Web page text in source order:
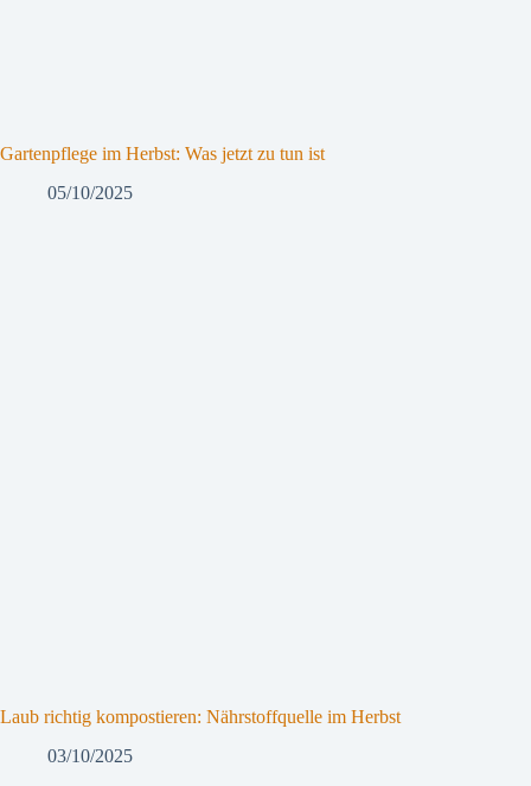
Gartenpflege im Herbst: Was jetzt zu tun ist
05/10/2025
Laub richtig kompostieren: Nährstoffquelle im Herbst
03/10/2025